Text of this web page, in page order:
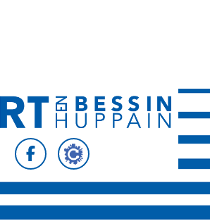
Suivez-nous sur
Suivez-nous sur